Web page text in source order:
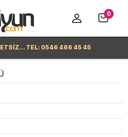
TEL: 0546 466 45 45
0